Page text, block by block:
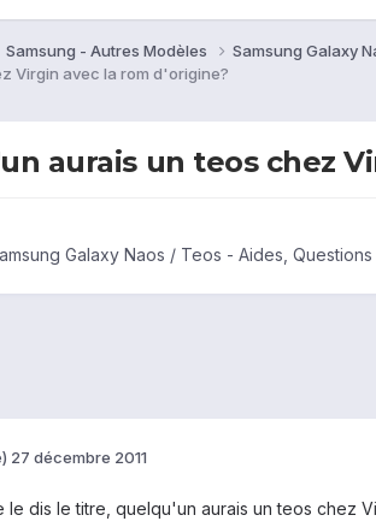
Samsung - Autres Modèles Samsung Galaxy
Virgin avec la rom d'origine?
aurais un teos chez
Galaxy Naos / Teos - Aides,
27 décembre 2011
le dis le titre, quelqu'un aurais un teos chez